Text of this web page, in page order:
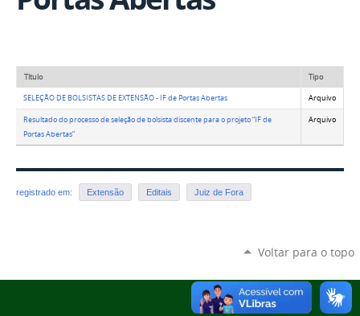
Título Tipo
SELEÇÃO DE BOLSISTAS DE EXTENSÃO - IF de Portas Abertas Arquivo
Resultado do processo de seleção de bolsista discente para o projeto “IF de
Portas Abertas”
Arquivo
registrado em: Extensão Editais Juiz de Fora
Voltar para o topo